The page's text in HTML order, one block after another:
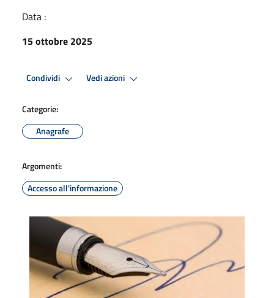
Data :
15 ottobre 2025
Condividi Vedi azioni
Categorie:
Anagrafe
Argomenti:
Accesso all'informazione